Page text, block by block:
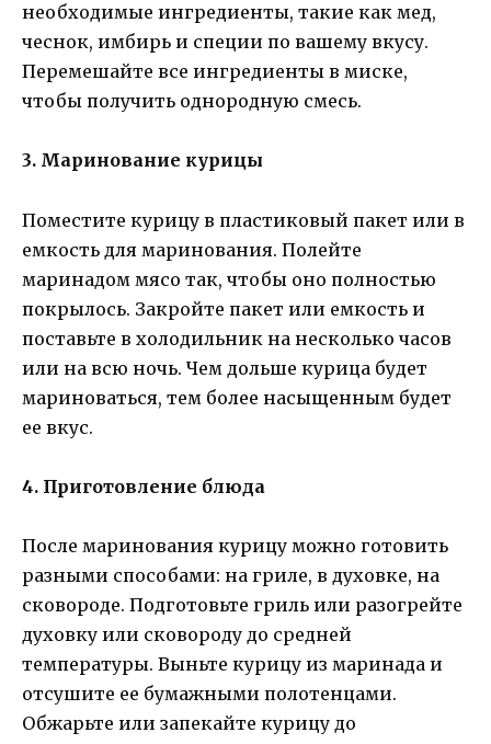
необходимые ингредиенты, такие как мед,
чеснок, имбирь и специи по вашему вкусу.
Перемешайте все ингредиенты в миске,
чтобы получить однородную смесь.
3. Маринование курицы
Поместите курицу в пластиковый пакет или в
емкость для маринования. Полейте
маринадом мясо так, чтобы оно полностью
покрылось. Закройте пакет или емкость и
поставьте в холодильник на несколько часов
или на всю ночь. Чем дольше курица будет
мариноваться, тем более насыщенным будет
ее вкус.
4. Приготовление блюда
После маринования курицу можно готовить
разными способами: на гриле, в духовке, на
сковороде. Подготовьте гриль или разогрейте
духовку или сковороду до средней
температуры. Выньте курицу из маринада и
отсушите ее бумажными полотенцами.
Обжарьте или запекайте курицу до